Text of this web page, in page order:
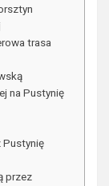
trasa
na Pustynię
Pustynię
przez